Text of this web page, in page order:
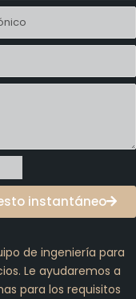
instantáneo
de ingeniería para
Le ayudaremos a
para los requisitos